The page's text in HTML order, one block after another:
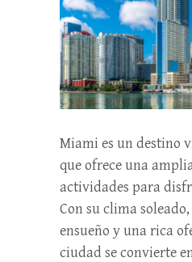
Miami es un destino
que ofrece una
actividades para
Con su clima
ensueño y una rica
ciudad se convierte